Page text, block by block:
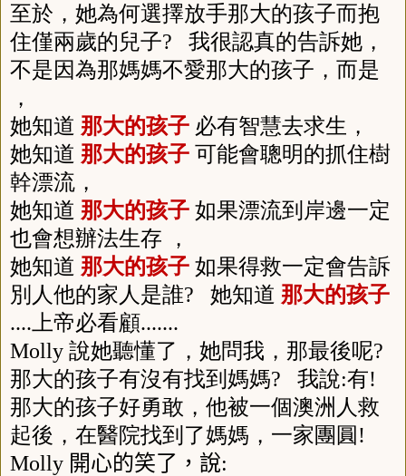
至於，她為何選擇放手那大的孩子而抱
住僅兩歲的兒子? 我很認真的告訴她，
不是因為那媽媽不愛那大的孩子，而是
，
她知道 那大的孩子 必有智慧去求生，
她知道 那大的孩子 可能會聰明的抓住樹
幹漂流，
她知道 那大的孩子 如果漂流到岸邊一定
也會想辦法生存 ，
她知道 那大的孩子 如果得救一定會告訴
別人他的家人是誰? 她知道 那大的孩子
.... 上帝必看顧.......
Molly 說她聽懂了，她問我，那最後呢?
那大的孩子有沒有找到媽媽? 我說:有!
那大的孩子好勇敢，他被一個澳洲人救
起後，在醫院找到了媽媽，一家團圓 !
Molly 開心的笑了，說: